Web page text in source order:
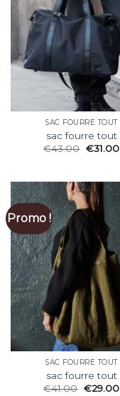
SAC FOURRE TOUT
sac fourre tout
€43.00 €31.00
Promo !
SAC FOURRE TOUT
sac fourre tout
€41.00 €29.00